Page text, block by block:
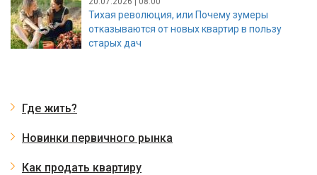
Тихая революция, или Почему зумеры
отказываются от новых квартир в пользу
старых дач
Где жить?
Новинки первичного рынка
Как продать квартиру